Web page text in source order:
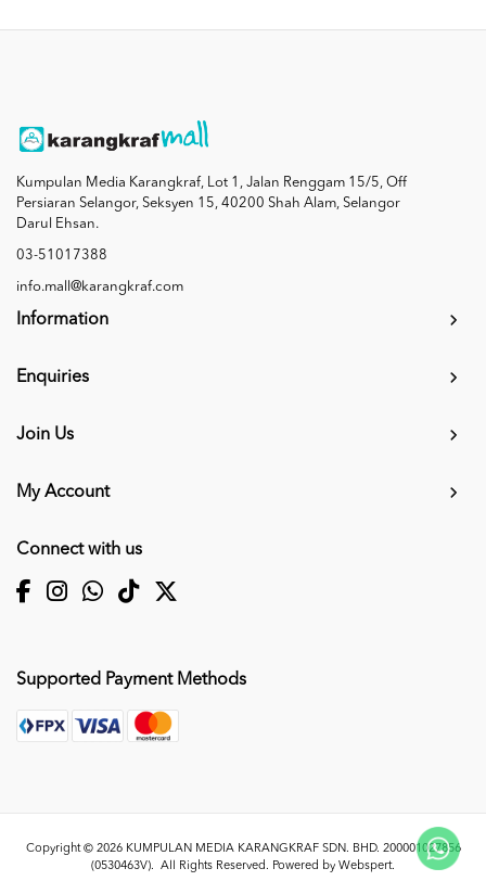
Kumpulan Media Karangkraf, Lot 1, Jalan Renggam 15/5, Off
Persiaran Selangor, Seksyen 15, 40200 Shah Alam, Selangor
Darul Ehsan.
03-51017388
info.mall@karangkraf.com
Information
Enquiries
Join Us
My Account
Connect with us
Supported Payment Methods
Copyright © 2026 KUMPULAN MEDIA KARANGKRAF SDN. BHD. 200001027856
(0530463V). All Rights Reserved. Powered by Webspert.